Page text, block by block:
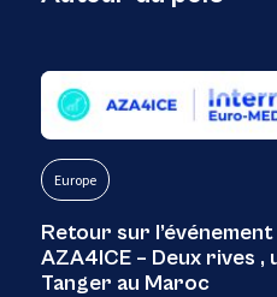
Europe
Retour sur
AZA4ICE – Deux rives ,
Tanger au Maroc